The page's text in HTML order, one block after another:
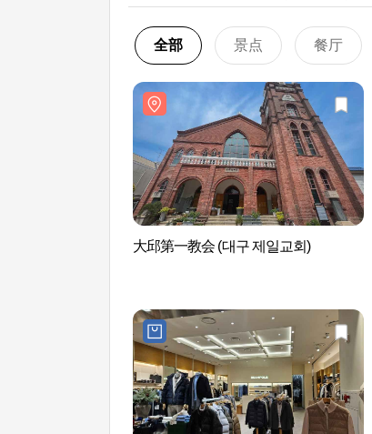
全部 景点 餐厅
大邱第一教会 (대구 제일교회)